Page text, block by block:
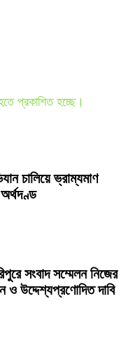
প্রকাশিত হচ্ছে।
চালিয়ে ভ্রাম্যমাণ
সংবাদ সম্মেলন নিজের
উদ্দেশ্যপ্রণোদিত দাবি